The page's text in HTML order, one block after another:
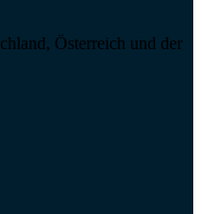
Österreich und der